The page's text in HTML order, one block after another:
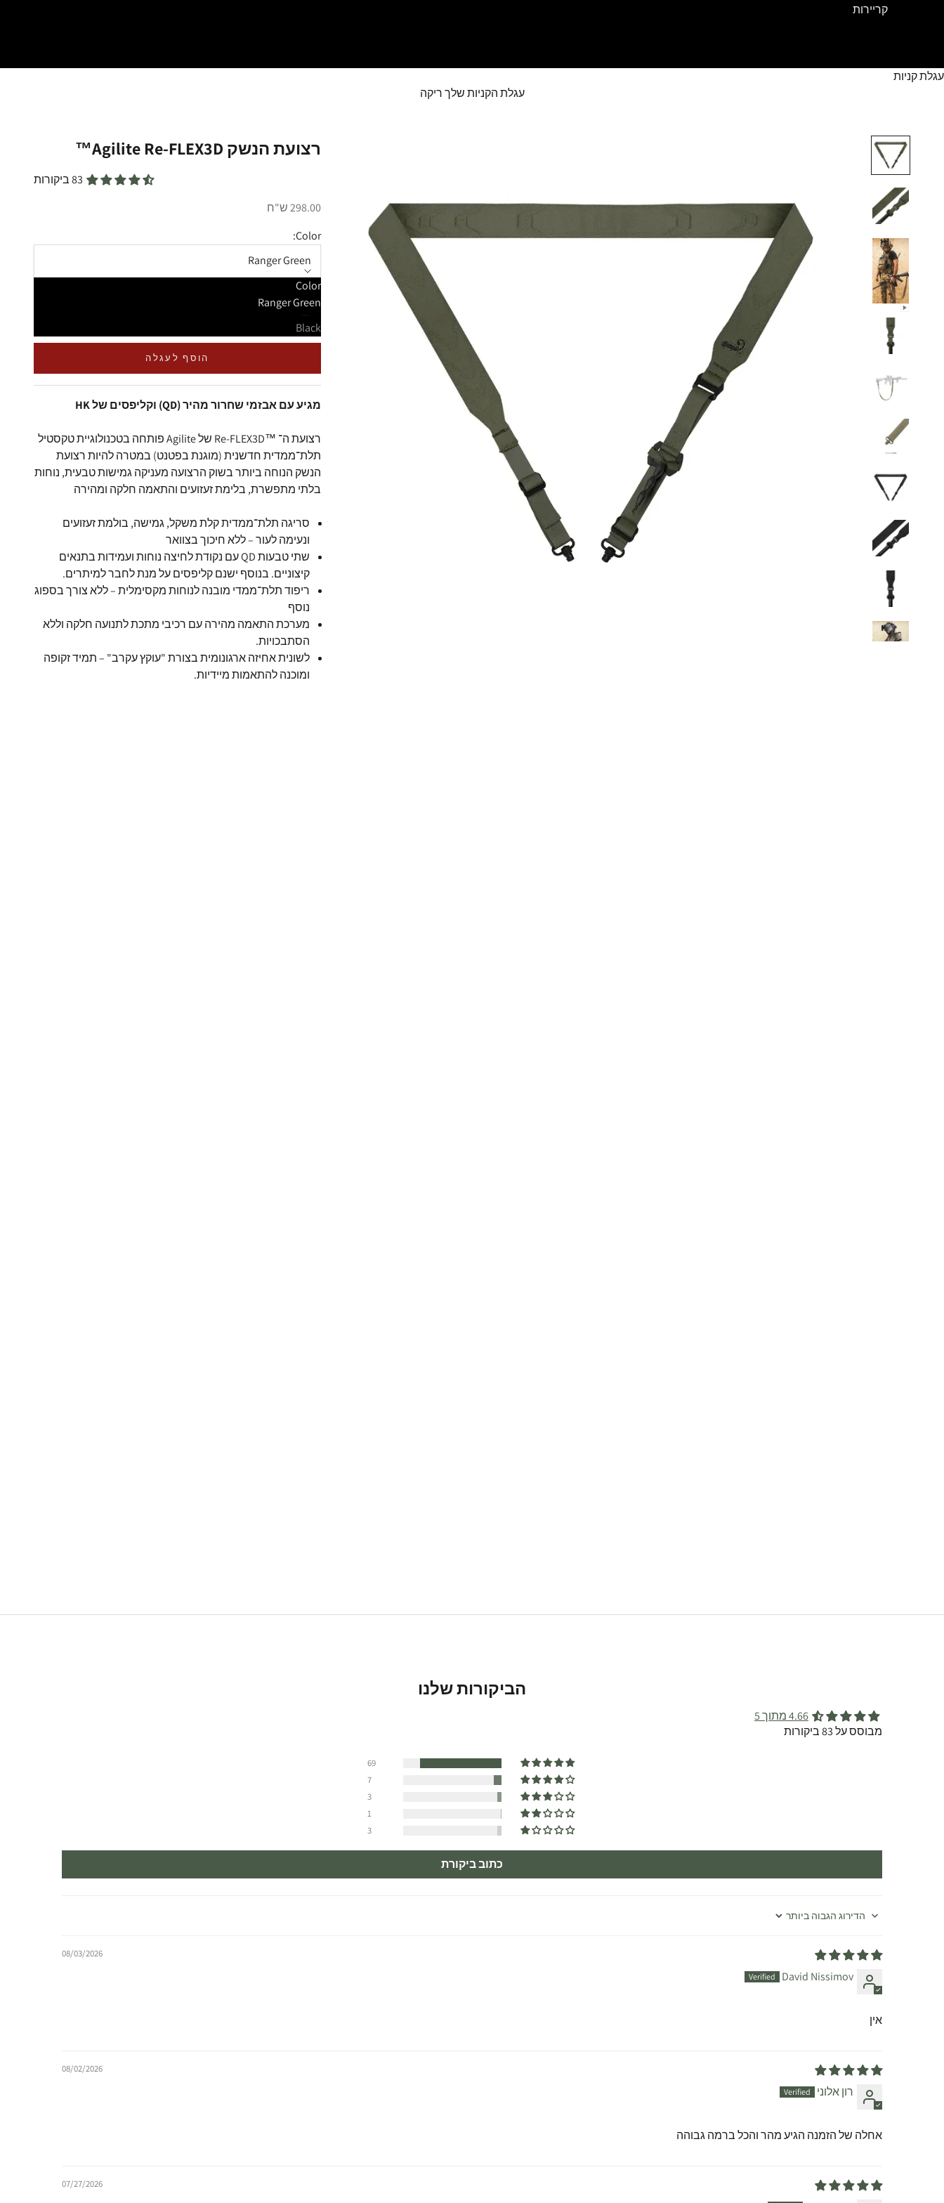
קריירות
עגלת קניות
עגלת הקניות שלך ריקה
רצועת הנשק Agilite Re-FLEX3D™
83 ביקורות
מחיר מבצע
298.00 ש"ח
Color:
Ranger Green
Color
Ranger Green
Black
הקטנת הכמותהקטנת הכמות
הוסף לעגלה
מגיע עם אבזמי שחרור מהיר (QD) וקליפסים של HK
רצועת ה־ Re-FLEX3D™ שלAgiliteפותחה בטכנולוגיית טקסטיל
תלת־ממדית חדשנית (מוגנת בפטנט) במטרה להיות רצועת
הנשק הנוחה ביותר בשוק הרצועה מעניקה גמישות טבעית, נוחות
בלתי מתפשרת, בלימת זעזועים והתאמה חלקה ומהירה
סריגה תלת־ממדית קלת משקל, גמישה, בולמת זעזועים
ונעימה לעור – ללא חיכוך בצוואר
שתי טבעות QD עם נקודת לחיצה נוחות ועמידות בתנאים
קיצוניים. בנוסף ישנם קליפסים על מנת לחבר למיתרים.
ריפוד תלת־ממדי מובנה לנוחות מקסימלית – ללא צורך בספוג
נוסף
מערכת התאמה מהירה עם רכיבי מתכת לתנועה חלקה וללא
הסתבכויות.
לשונית אחיזה ארגונומית בצורת "עוקץ עקרב" – תמיד זקופה
ומוכנה להתאמות מיידיות.
הביקורות שלנו
4.66 מתוך 5
מבוסס על 83 ביקורות
69
7
3
1
3
כתוב ביקורת
Sort by
08/03/2026
David Nissimov
אין
08/02/2026
רון אלוני
אחלה של הזמנה הגיע מהר והכל ברמה גבוהה
07/27/2026